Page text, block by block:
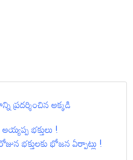
అక్కడి
భక్తులు !
భక్తులకు భోజన ఏర్పాట్లు !